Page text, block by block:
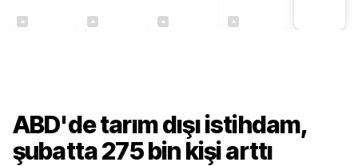
ABD'de tarım dışı istihdam,
şubatta 275 bin kişi arttı